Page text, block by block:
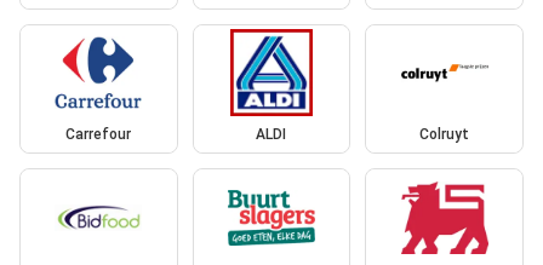
Carrefour ALDI Colruyt